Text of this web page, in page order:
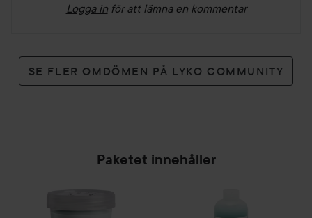
Logga in för att lämna en kommentar
SE FLER OMDÖMEN PÅ LYKO COMMUNITY
Paketet innehåller